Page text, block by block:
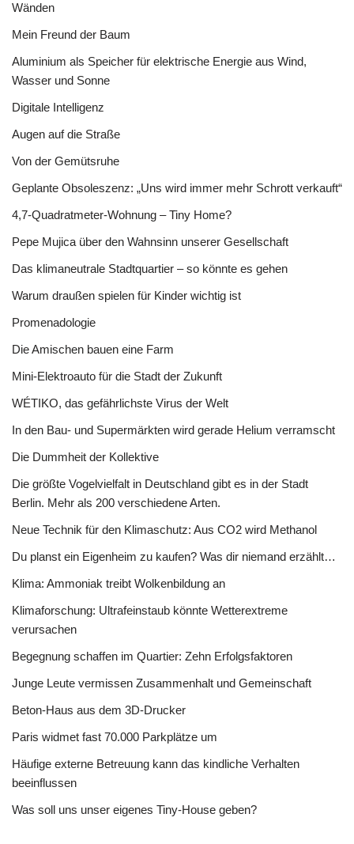
Wänden
Mein Freund der Baum
Aluminium als Speicher für elektrische Energie aus Wind,
Wasser und Sonne
Digitale Intelligenz
Augen auf die Straße
Von der Gemütsruhe
Geplante Obsoleszenz: „Uns wird immer mehr Schrott verkauft“
4,7-Quadratmeter-Wohnung – Tiny Home?
Pepe Mujica über den Wahnsinn unserer Gesellschaft
Das klimaneutrale Stadtquartier – so könnte es gehen
Warum draußen spielen für Kinder wichtig ist
Promenadologie
Die Amischen bauen eine Farm
Mini-Elektroauto für die Stadt der Zukunft
WÉTIKO, das gefährlichste Virus der Welt
In den Bau- und Supermärkten wird gerade Helium verramscht
Die Dummheit der Kollektive
Die größte Vogelvielfalt in Deutschland gibt es in der Stadt
Berlin. Mehr als 200 verschiedene Arten.
Neue Technik für den Klimaschutz: Aus CO2 wird Methanol
Du planst ein Eigenheim zu kaufen? Was dir niemand erzählt…
Klima: Ammoniak treibt Wolkenbildung an
Klimaforschung: Ultrafeinstaub könnte Wetterextreme
verursachen
Begegnung schaffen im Quartier: Zehn Erfolgsfaktoren
Junge Leute vermissen Zusammenhalt und Gemeinschaft
Beton-Haus aus dem 3D-Drucker
Paris widmet fast 70.000 Parkplätze um
Häufige externe Betreuung kann das kindliche Verhalten
beeinflussen
Was soll uns unser eigenes Tiny-House geben?